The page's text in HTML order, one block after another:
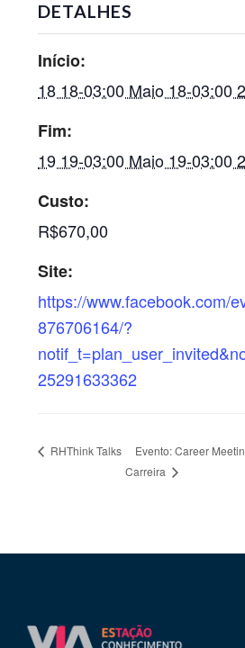
DETALHES
Início:
18 18-03:00 Maio 18-03:00
Fim:
19 19-03:00 Maio 19-03:00
Custo:
R$670,00
Site:
https://www.facebook.com/
876706164/?
25291633362
RHThink Talks
Evento: Career
Carreira